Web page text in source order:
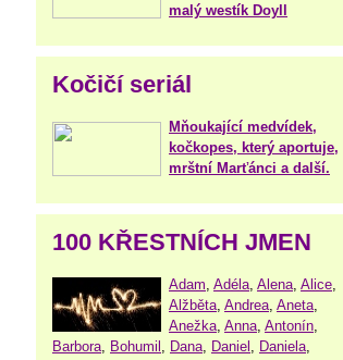
malý westík Doyll
Kočičí seriál
Mňoukající medvídek,
kočkopes, který aportuje,
mrštní Marťánci a další.
100 KŘESTNÍCH JMEN
Adam Adéla Alena Alice
Alžběta Andrea Aneta
Anežka Anna Antonín
Barbora Bohumil Dana Daniel Daniela